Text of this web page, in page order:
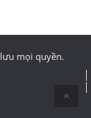
mọi quyền.